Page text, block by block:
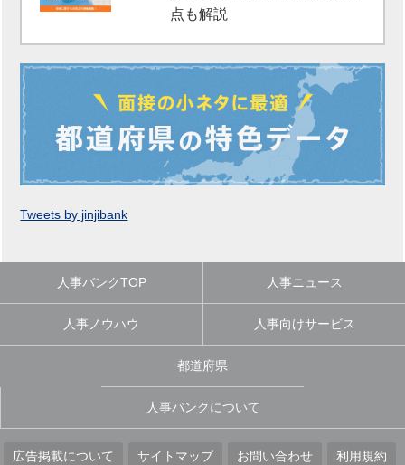
点も解説
Tweets by jinjibank
人事バンクTOP 人事ニュース
人事ノウハウ 人事向けサービス
都道府県
人事バンクについて
広告掲載について サイトマップ お問い合わせ 利用規約